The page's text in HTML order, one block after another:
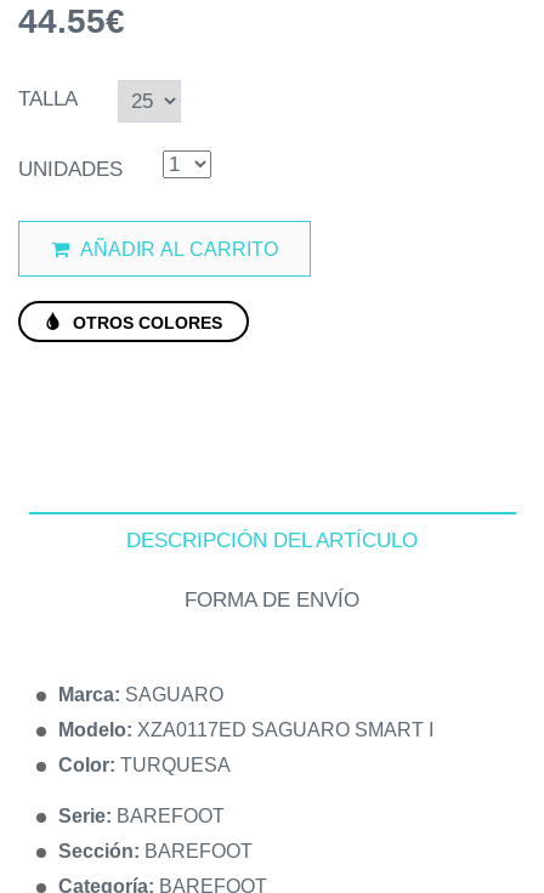
44.55€
TALLA
UNIDADES
AÑADIR AL CARRITO
OTROS COLORES
DESCRIPCIÓN DEL ARTÍCULO
FORMA DE ENVÍO
Marca: SAGUARO
Modelo: XZA0117ED SAGUARO SMART I
Color: TURQUESA
Serie: BAREFOOT
Sección: BAREFOOT
Categoría: BAREFOOT